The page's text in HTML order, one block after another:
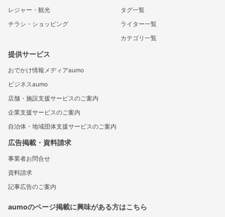
レジャー・観光
チラシ・ショッピング
タグ一覧
ライター一覧
カテゴリ一覧
提供サービス
おでかけ情報メディアaumo
ビジネスaumo
店舗・施設支援サービスのご案内
企業支援サービスのご案内
自治体・地域団体支援サービスのご案内
広告掲載・資料請求
事業者お問合せ
資料請求
記事広告のご案内
aumoのページ掲載に興味がある方はこちら